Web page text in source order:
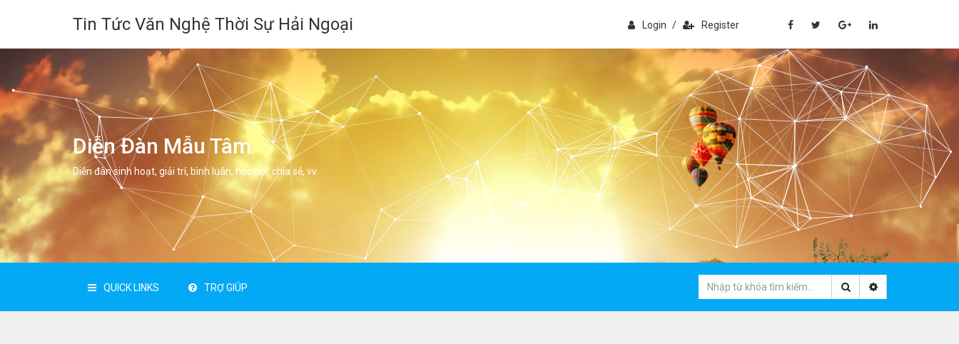
Tin Tức Văn Nghệ Thời Sự Hải Ngoại Login / Register
Diễn Đàn Mẫu Tâm
Diễn đàn sinh hoạt, giải trí, bình luân, học hỏi, chia sẻ, vv.
QUICK LINKS TRỢ GIÚP